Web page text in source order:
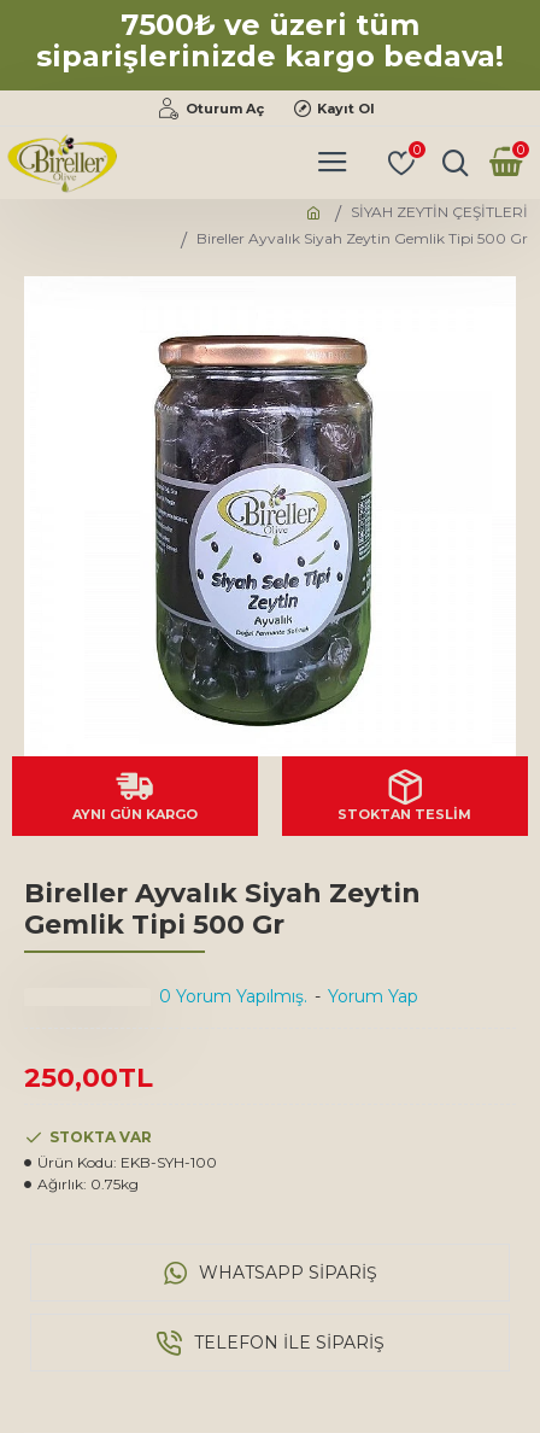
7500₺ ve üzeri tüm
siparişlerinizde kargo bedava!
Oturum Aç Kayıt Ol
0 0
SİYAH ZEYTİN ÇEŞİTLERİ
Bireller Ayvalık Siyah Zeytin Gemlik Tipi 500 Gr
Bireller Ayvalık Siyah Zeytin
Gemlik Tipi 500 Gr
STOKTA VAR
Ürün Kodu: EKB-SYH-100
Ağırlık: 0.75kg
0 Yorum Yapılmış. - Yorum Yap
250,00TL
AYNI GÜN KARGO STOKTAN TESLİM
WHATSAPP SIPARIŞ
TELEFON ILE SIPARIŞ